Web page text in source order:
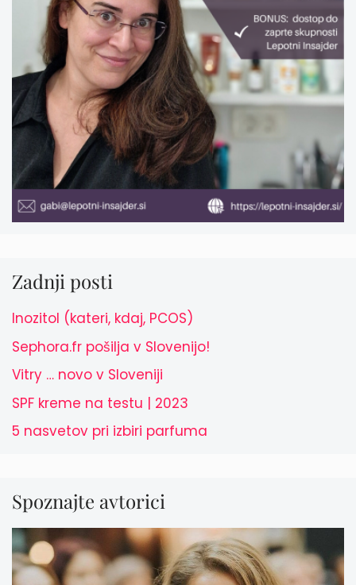
Zadnji posti
Inozitol (kateri, kdaj, PCOS)
Sephora.fr pošilja v Slovenijo!
Vitry … novo v Sloveniji
SPF kreme na testu | 2023
5 nasvetov pri izbiri parfuma
Spoznajte avtorici